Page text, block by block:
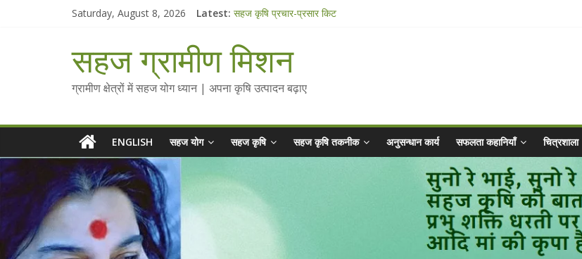
Saturday, August 8, 2026 Latest: Collected Talks on Vibrated Water
चैतन्यित जल pdf
Standee Designs @ 2025 for Sahaj Krishi Promotions
Chalo Gaon Ki Or Abhiyaan - 2025-26
सहज ग्रामीण मिशन
ग्रामीण क्षेत्रों में सहज योग ध्यान | अपना कृषि उत्पादन बढ़ाए
ENGLISH सहज योग सहज कृषि सहज कृषि तकनीक अनुसन्धान कार्य सफलता कहानियाँ चित्रशाला